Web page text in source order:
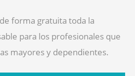
forma gratuita toda la
para los profesionales que
mayores y dependientes.